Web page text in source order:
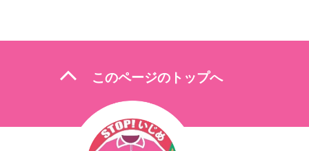
ナ
expand_less このページのトップへ